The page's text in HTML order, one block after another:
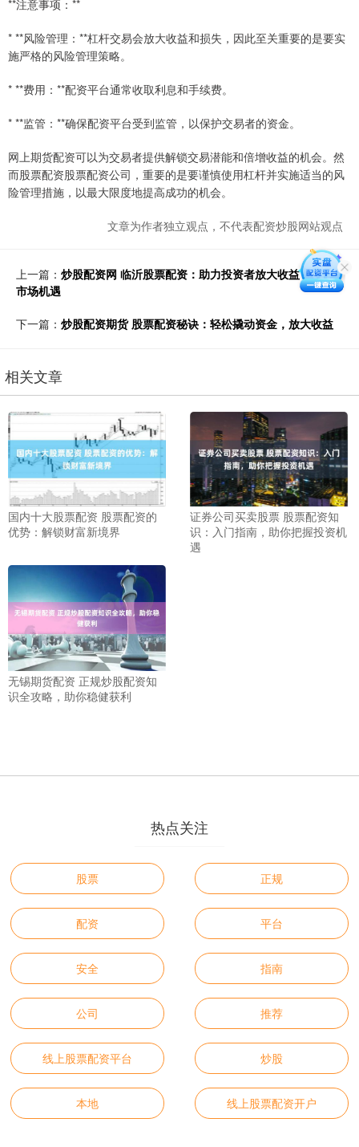
**注意事项：**
* **风险管理：**杠杆交易会放大收益和损失，因此至关重要的是要实
施严格的风险管理策略。
* **费用：**配资平台通常收取利息和手续费。
* **监管：**确保配资平台受到监管，以保护交易者的资金。
网上期货配资可以为交易者提供解锁交易潜能和倍增收益的机会。然
而股票配资股票配资公司，重要的是要谨慎使用杠杆并实施适当的风
险管理措施，以最大限度地提高成功的机会。
文章为作者独立观点，不代表配资炒股网站观点
上一篇： 炒股配资网 临沂股票配资：助力投资者放大收益，把握
市场机遇
下一篇： 炒股配资期货 股票配资秘诀：轻松撬动资金，放大收益
相关文章
国内十大股票配资 股票配资的
优势：解锁财富新境界
证券公司买卖股票 股票配资知
识：入门指南，助你把握投资机
遇
无锡期货配资 正规炒股配资知
识全攻略，助你稳健获利
热点关注
股票 正规
配资 平台
安全 指南
公司 推荐
线上股票配资平台 炒股
本地 线上股票配资开户